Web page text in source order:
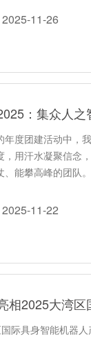
11-26
：集众人之
年度团建活动中，
，用汗水凝聚信
、能攀高峰的团队
11-22
相2025大湾
际具身智能机器